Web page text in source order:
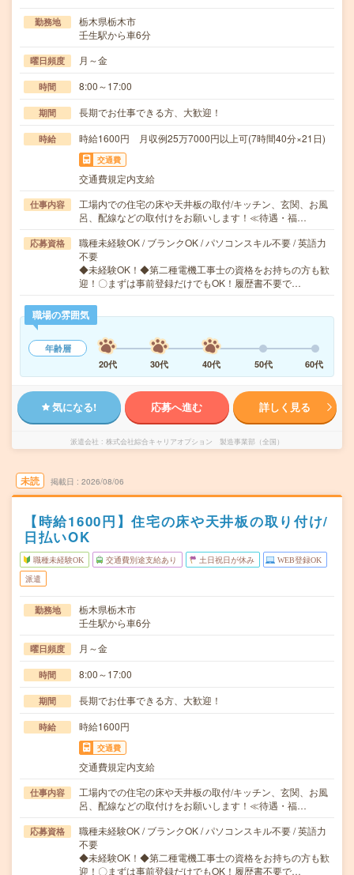
勤務地
栃木県栃木市
壬生駅から車6分
曜日頻度 月～金
時間 8:00～17:00
期間 長期でお仕事できる方、大歓迎！
時給 時給1600円 月収例25万7000円以上可(7時間40分×21日)
交通費
交通費規定内支給
仕事内容
工場内での住宅の床や天井板の取付/キッチン、玄関、お風
呂、配線などの取付けをお願いします！≪待遇・福…
応募資格
職種未経験OK / ブランクOK / パソコンスキル不要 / 英語力
不要
◆未経験OK！◆第二種電機工事士の資格をお持ちの方も歓
迎！〇まずは事前登録だけでもOK！履歴書不要で…
職場の雰囲気
年齢層
20代
30代 40代 50代 60代
気になる! 応募へ進む 詳しく見る
派遣会社 株式会社綜合キャリアオプション 製造事業部（全国）
未読 掲載日 2026/08/06
【時給1600円】住宅の床や天井板の取り付け/
日払いOK
職種未経験OK 交通費別途支給あり 土日祝日が休み WEB登録OK
派遣
勤務地
栃木県栃木市
壬生駅から車6分
曜日頻度 月～金
時間 8:00～17:00
期間 長期でお仕事できる方、大歓迎！
時給 時給1600円
交通費
交通費規定内支給
仕事内容
工場内での住宅の床や天井板の取付/キッチン、玄関、お風
呂、配線などの取付けをお願いします！≪待遇・福…
応募資格
職種未経験OK / ブランクOK / パソコンスキル不要 / 英語力
不要
◆未経験OK！◆第二種電機工事士の資格をお持ちの方も歓
迎！〇まずは事前登録だけでもOK！履歴書不要で…